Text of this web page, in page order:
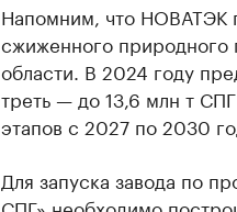
Напомним, что НОВАТЭК
сжиженного природного
области. В 2024 году
треть — до 13,6 млн т
этапов с 2027 по 2030
Для запуска завода по